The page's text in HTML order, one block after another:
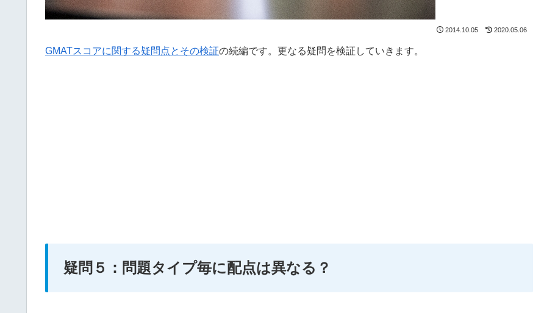
2014.10.05 2020.05.06
GMATスコアに関する疑問点とその検証の続編です。更なる疑問を検証していきます。
疑問５：問題タイプ毎に配点は異なる？